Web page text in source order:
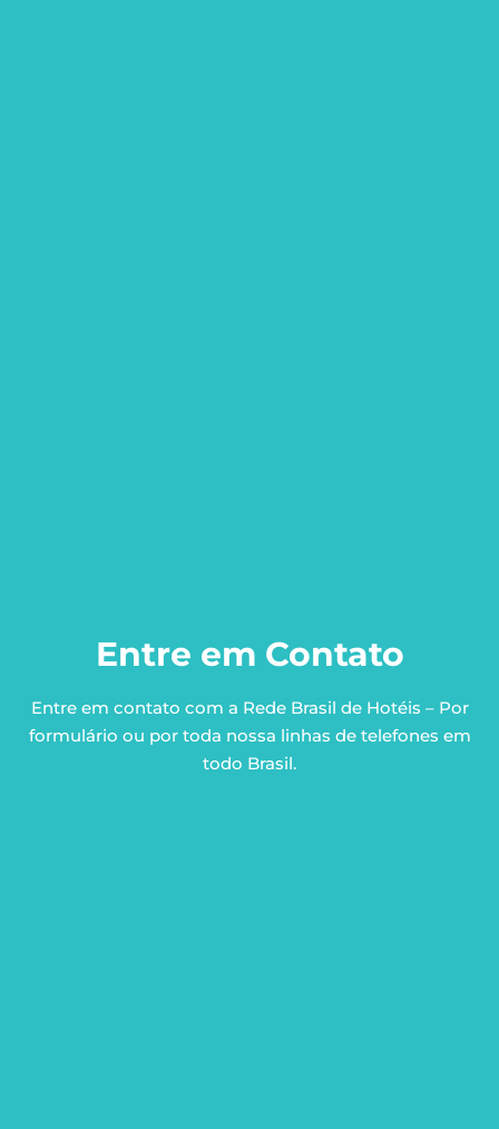
Entre em Contato
Entre em contato com a Rede Brasil de Hotéis – Por
formulário ou por toda nossa linhas de telefones em
todo Brasil.